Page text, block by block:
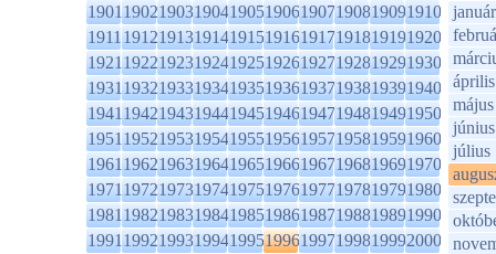
1901190219031904190519061907190819091910
1911191219131914191519161917191819191920
1921192219231924192519261927192819291930
1931193219331934193519361937193819391940
1941194219431944194519461947194819491950
1951195219531954195519561957195819591960
1961196219631964196519661967196819691970
1971197219731974197519761977197819791980
1981198219831984198519861987198819891990
1991199219931994199519961997199819992000
január
április
május
június
július